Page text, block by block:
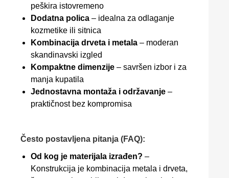
peškira istovremeno
Dodatna polica – idealna za odlaganje
kozmetike ili sitnica
Kombinacija drveta i metala – moderan
skandinavski izgled
Kompaktne dimenzije – savršen izbor i za
manja kupatila
Jednostavna montaža i održavanje –
praktičnost bez kompromisa
Često postavljena pitanja (FAQ):
Od kog je materijala izrađen? –
Konstrukcija je kombinacija metala i drveta,